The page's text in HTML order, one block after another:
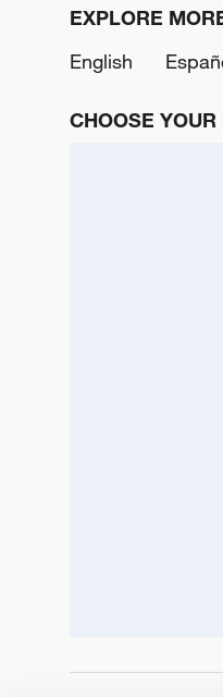
V
i
d
EXPLORE
English
CHOOSE